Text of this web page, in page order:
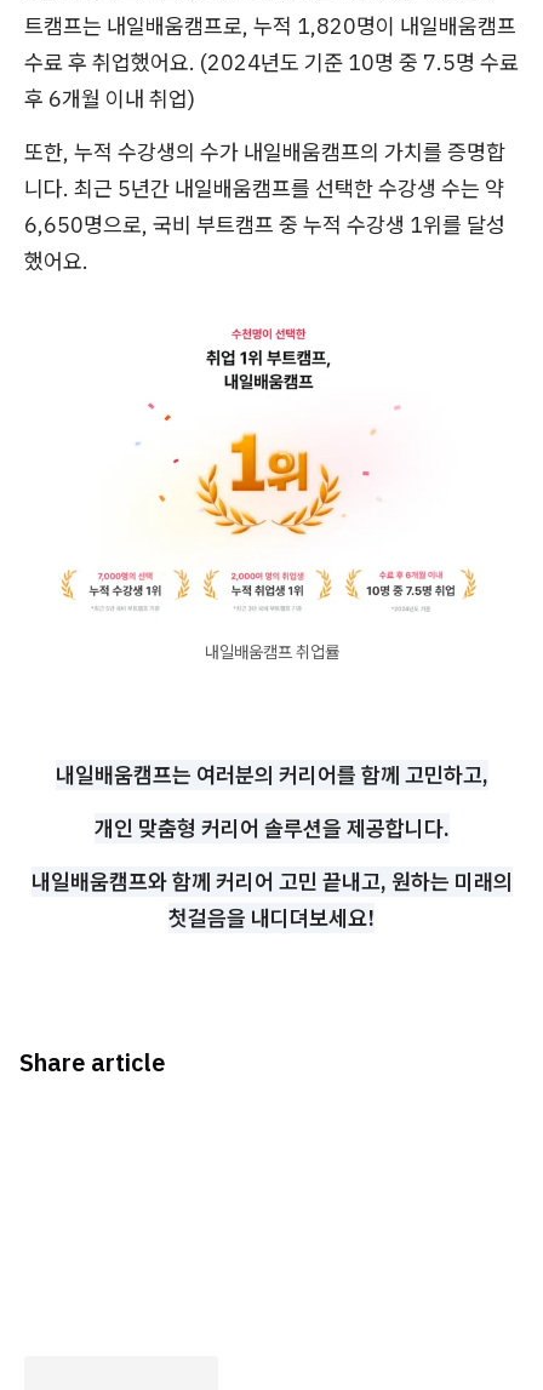
트캠프는 내일배움캠프로, 누적 1,820명이 내일배움캠프
수료 후 취업했어요. (2024년도 기준 10명 중 7.5명 수료
후 6개월 이내 취업)
또한, 누적 수강생의 수가 내일배움캠프의 가치를 증명합
니다. 최근 5년간 내일배움캠프를 선택한 수강생 수는 약
6,650명으로, 국비 부트캠프 중 누적 수강생 1위를 달성
했어요.
내일배움캠프 취업률
내일배움캠프는 여러분의 커리어를 함께 고민하고,
개인 맞춤형 커리어 솔루션을 제공합니다.
내일배움캠프와 함께 커리어 고민 끝내고, 원하는 미래의
첫걸음을 내디뎌보세요!
Share article